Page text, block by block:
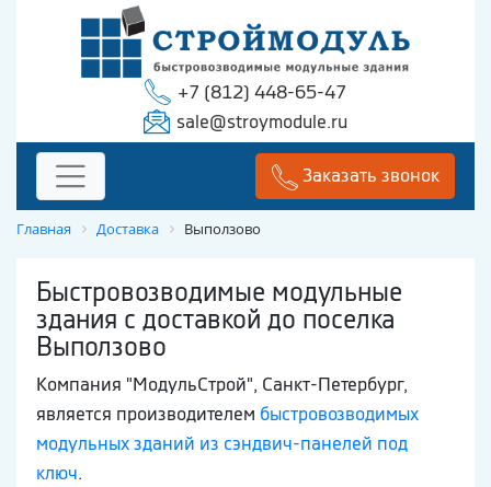
+7 (812) 448-65-47
sale@stroymodule.ru
Заказать звонок
Главная Доставка Выползово
Быстровозводимые модульные
здания с доставкой до поселка
Выползово
Компания "МодульСтрой", Санкт-Петербург,
является производителем быстровозводимых
модульных зданий из сэндвич-панелей под
ключ.